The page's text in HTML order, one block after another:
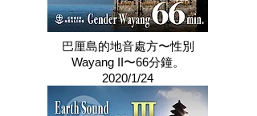
巴厘島的地音處方〜性別
Wayang II〜66分鐘。
2020/1/24